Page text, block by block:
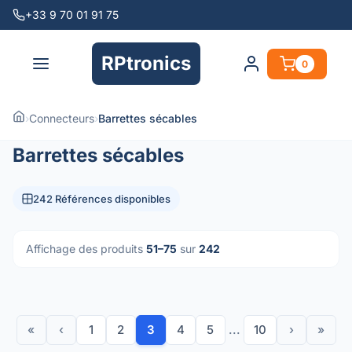
+33 9 70 01 91 75
RPtronics 0
›Connecteurs›Barrettes sécables
Barrettes sécables
242 Références disponibles
Affichage des produits 51–75 sur 242
« ‹ 1 2 3 4 5 ... 10 › »